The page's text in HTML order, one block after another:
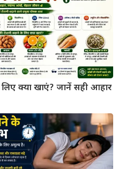
क्या खाएं? जानें सही आहार